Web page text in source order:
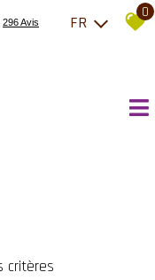
FR
0
critères